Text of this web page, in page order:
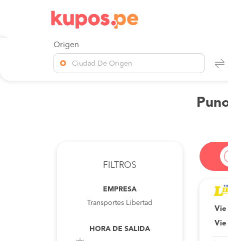
Origen
Ciudad De Origen
FILTROS
EMPRESA
Transportes Libertad
HORA DE SALIDA
Vie
Vie